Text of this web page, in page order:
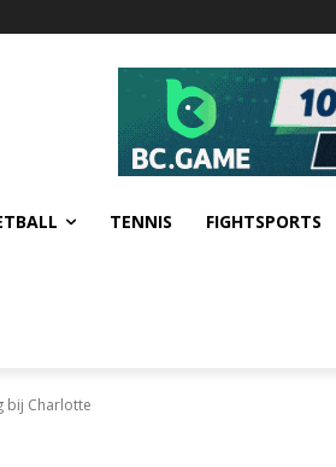
TENNIS FIGHTSPORTS
bij Charlotte